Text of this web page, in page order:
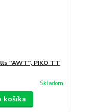
"AWT", PIKO TT
Skladom
košíka